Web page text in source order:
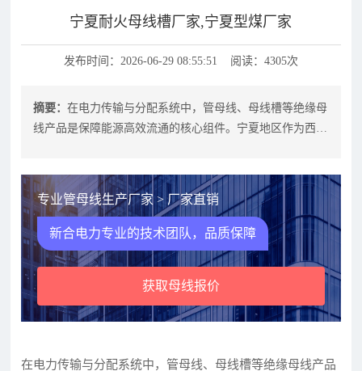
宁夏耐火母线槽厂家,宁夏型煤厂家
发布时间：2026-06-29 08:55:51 阅读：4305次
摘要：在电力传输与分配系统中，管母线、母线槽等绝缘母
线产品是保障能源高效流通的核心组件。宁夏地区作为西北
专业管母线生产厂家 > 厂家直销
新合电力专业的技术团队，品质保障
获取母线报价
在电力传输与分配系统中，管母线、母线槽等绝缘母线产品